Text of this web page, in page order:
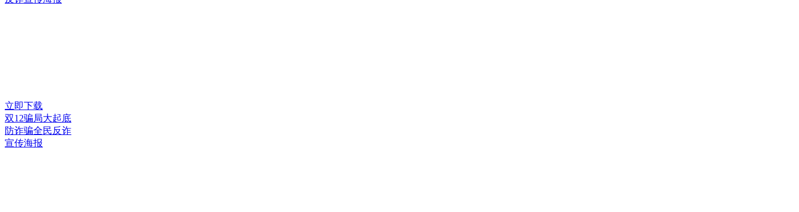
立即下载
双12骗局大起底
防诈骗全民反诈
宣传海报